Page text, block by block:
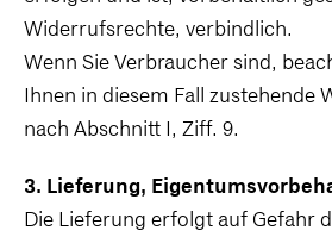
Widerrufsrechte, verbindlich.
Wenn Sie Verbraucher sind,
Ihnen in diesem Fall zustehende
nach Abschnitt I, Ziff. 9.
3. Lieferung,
Die Lieferung erfolgt auf Gefahr